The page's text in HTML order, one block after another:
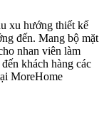
xu hướng thiết kế
đến. Mang bộ mặt
nhan viên làm
khách hàng các
MoreHome